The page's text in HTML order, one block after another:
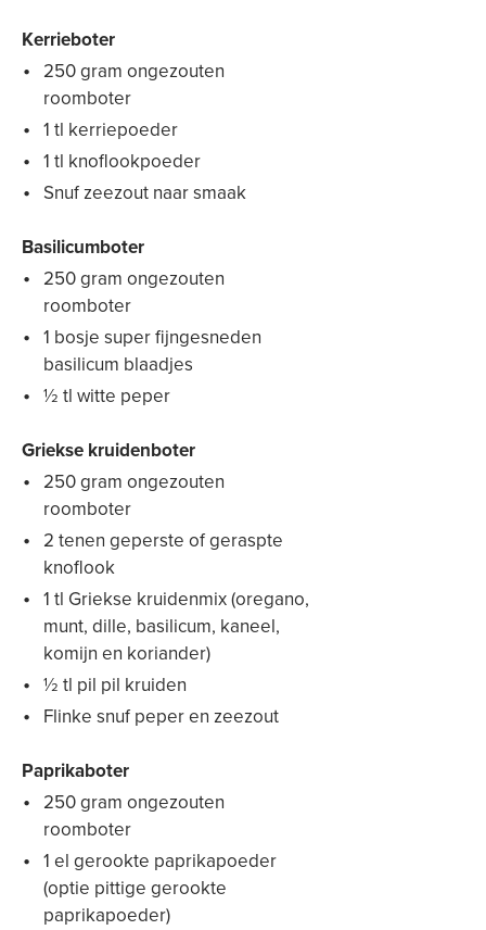
Kerrieboter
250 gram ongezouten
roomboter
1 tl kerriepoeder
1 tl knoflookpoeder
Snuf zeezout naar smaak
Basilicumboter
250 gram ongezouten
roomboter
1 bosje super fijngesneden
basilicum blaadjes
½ tl witte peper
Griekse kruidenboter
250 gram ongezouten
roomboter
2 tenen geperste of geraspte
knoflook
1 tl Griekse kruidenmix (oregano,
munt, dille, basilicum, kaneel,
komijn en koriander)
½ tl pil pil kruiden
Flinke snuf peper en zeezout
Paprikaboter
250 gram ongezouten
roomboter
1 el gerookte paprikapoeder
(optie pittige gerookte
paprikapoeder)